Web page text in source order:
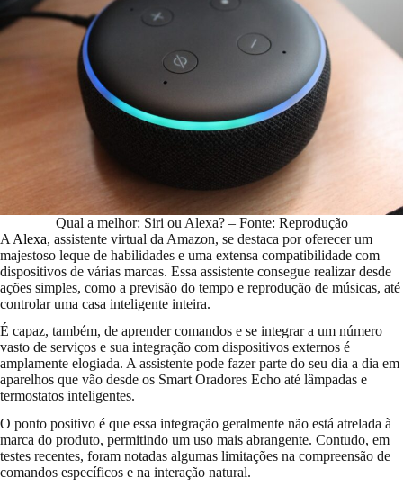
Qual a melhor: Siri ou Alexa? – Fonte: Reprodução
A Alexa, assistente virtual da Amazon, se destaca por oferecer um
majestoso leque de habilidades e uma extensa compatibilidade com
dispositivos de várias marcas. Essa assistente consegue realizar desde
ações simples, como a previsão do tempo e reprodução de músicas, até
controlar uma casa inteligente inteira.
É capaz, também, de aprender comandos e se integrar a um número
vasto de serviços e sua integração com dispositivos externos é
amplamente elogiada. A assistente pode fazer parte do seu dia a dia em
aparelhos que vão desde os Smart Oradores Echo até lâmpadas e
termostatos inteligentes.
O ponto positivo é que essa integração geralmente não está atrelada à
marca do produto, permitindo um uso mais abrangente. Contudo, em
testes recentes, foram notadas algumas limitações na compreensão de
comandos específicos e na interação natural.